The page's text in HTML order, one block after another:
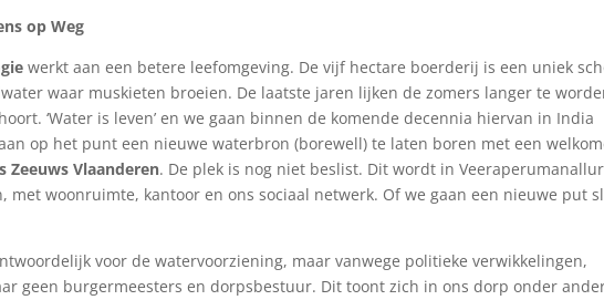
op Weg
werkt aan een betere leefomgeving. De vijf hectare boerderij is een uniek
waar muskieten broeien. De laatste jaren lijken de zomers langer te
‘Water is leven’ en we gaan binnen de komende decennia hiervan in India
op het punt een nieuwe waterbron (borewell) te laten boren met een
Zeeuws Vlaanderen. De plek is nog niet beslist. Dit wordt in Veeraperumanallur
met woonruimte, kantoor en ons sociaal netwerk. Of we gaan een nieuwe put
voor de watervoorziening, maar vanwege politieke verwikkelingen,
geen burgermeesters en dorpsbestuur. Dit toont zich in ons dorp onder